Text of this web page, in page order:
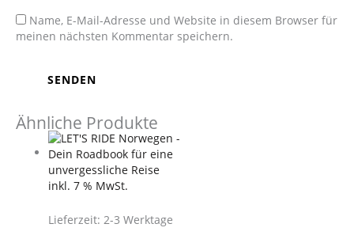
Name, E-Mail-Adresse und Website in diesem Browser für
meinen nächsten Kommentar speichern.
Ähnliche Produkte
inkl. 7 % MwSt.
Lieferzeit:2-3 Werktage